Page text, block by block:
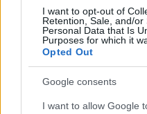
I want to opt-out of
Retention, Sale, and/or
Personal Data that Is
Purposes for which it
Opted Out
Google consents
I want to allow Google
Sigue leyendo
EUROPA